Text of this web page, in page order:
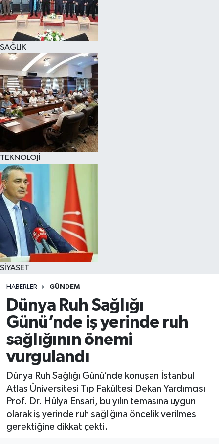
SAĞLIK
TEKNOLOJİ
SİYASET
HABERLER GÜNDEM
Dünya Ruh Sağlığı
Günü’nde iş yerinde ruh
sağlığının önemi
vurgulandı
Dünya Ruh Sağlığı Günü’nde konuşan İstanbul
Atlas Üniversitesi Tıp Fakültesi Dekan Yardımcısı
Prof. Dr. Hülya Ensari, bu yılın temasına uygun
olarak iş yerinde ruh sağlığına öncelik verilmesi
gerektiğine dikkat çekti.